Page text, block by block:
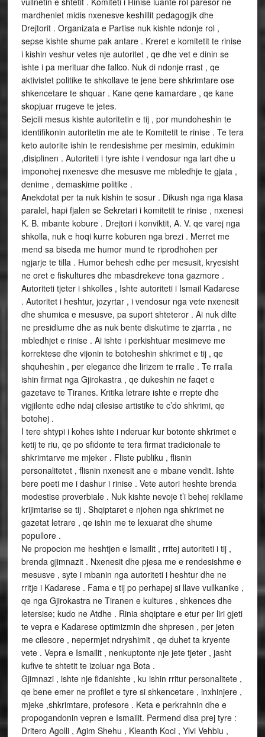
mardheniet midis nxenesve keshillit pedagogjik dhe
Drejtorit . Organizata e Partise nuk kishte ndonje rol ,
sepse kishte shume pak antare . Kreret e komitetit te rinise
i kishin veshur vetes nje autoritet , qe dhe vet e dinin se
ishte i pa merituar dhe fallco. Nuk di ndonje rrast , qe
aktivistet politike te shkollave te jene bere shkrimtare ose
shkencetare te shquar . Kane qene kamardare , qe kane
skopjuar rrugeve te jetes.
Sejcili mesus kishte autoritetin e tij , por mundoheshin te
identifikonin autoritetin me ate te Komitetit te rinise . Te tera
keto autorite ishin te rendesishme per mesimin, edukimin
,disiplinen . Autoriteti i tyre ishte i vendosur nga lart dhe u
imponohej nxenesve dhe mesusve me mbledhje te gjata ,
denime , demaskime politike .
Anekdotat per ta nuk kishin te sosur . Dikush nga nga klasa
paralel, hapi fjalen se Sekretari i komitetit te rinise , nxenesi
K. B. mbante kobure . Drejtori i konviktit, A. V. qe varej nga
shkolla, nuk e hoqi kurre koburen nga brezi . Merret me
mend sa biseda me humor mund te riprodhohen per
ngjarje te tilla . Humor behesh edhe per mesusit, kryesisht
ne oret e fiskultures dhe mbasdrekeve tona gazmore .
Autoriteti tjeter i shkolles , Ishte autoriteti i Ismail Kadarese
. Autoritet i heshtur, jozyrtar , i vendosur nga vete nxenesit
dhe shumica e mesusve, pa suport shteteror . Ai nuk dilte
ne presidiume dhe as nuk bente diskutime te zjarrta , ne
mbledhjet e rinise . Ai ishte i perkishtuar mesimeve me
korrektese dhe vijonin te botoheshin shkrimet e tij , qe
shquheshin , per elegance dhe lirizem te rralle . Te rralla
ishin firmat nga Gjirokastra , qe dukeshin ne faqet e
gazetave te Tiranes. Kritika letrare ishte e rrepte dhe
vigjilente edhe ndaj cilesise artistike te c’do shkrimi, qe
botohej .
I tere shtypi i kohes ishte i nderuar kur botonte shkrimet e
ketij te riu, qe po sfidonte te tera firmat tradicionale te
shkrimtarve me mjeker . Fliste publiku , flisnin
personalitetet , flisnin nxenesit ane e mbane vendit. Ishte
bere poeti me i dashur i rinise . Vete autori heshte brenda
modestise proverbiale . Nuk kishte nevoje t’i behej rekllame
krijimtarise se tij . Shqiptaret e njohen nga shkrimet ne
gazetat letrare , qe ishin me te lexuarat dhe shume
popullore .
Ne propocion me heshtjen e Ismailit , rritej autoriteti i tij ,
brenda gjimnazit . Nxenesit dhe pjesa me e rendesishme e
mesusve , syte i mbanin nga autoriteti i heshtur dhe ne
rritje i Kadarese . Fama e tij po perhapej si llave vullkanike ,
qe nga Gjirokastra ne Tiranen e kultures , shkences dhe
letersise; kudo ne Atdhe . Rinia shqiptare e etur per liri gjeti
te vepra e Kadarese optimizmin dhe shpresen , per jeten
me cilesore , nepermjet ndryshimit , qe duhet ta kryente
vete . Vepra e Ismailit , nenkuptonte nje jete tjeter , jasht
kufive te shtetit te izoluar nga Bota .
Gjimnazi , ishte nje fidanishte , ku ishin rritur personalitete ,
qe bene emer ne profilet e tyre si shkencetare , inxhinjere ,
mjeke ,shkrimtare, profesore . Keta e perkrahnin dhe e
propogandonin vepren e Ismailit. Permend disa prej tyre :
Dritero Agolli , Agim Shehu , Kleanth Koci , Ylvi Vehbiu ,